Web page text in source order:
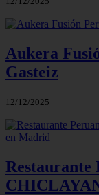
Aukera
Gasteiz
12/12/2025